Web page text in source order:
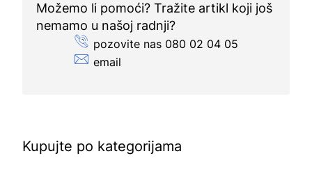
Možemo li pomoći? Tražite artikl koji još
nemamo u našoj radnji?
pozovite nas 080 02 04 05
email
Kupujte po kategorijama